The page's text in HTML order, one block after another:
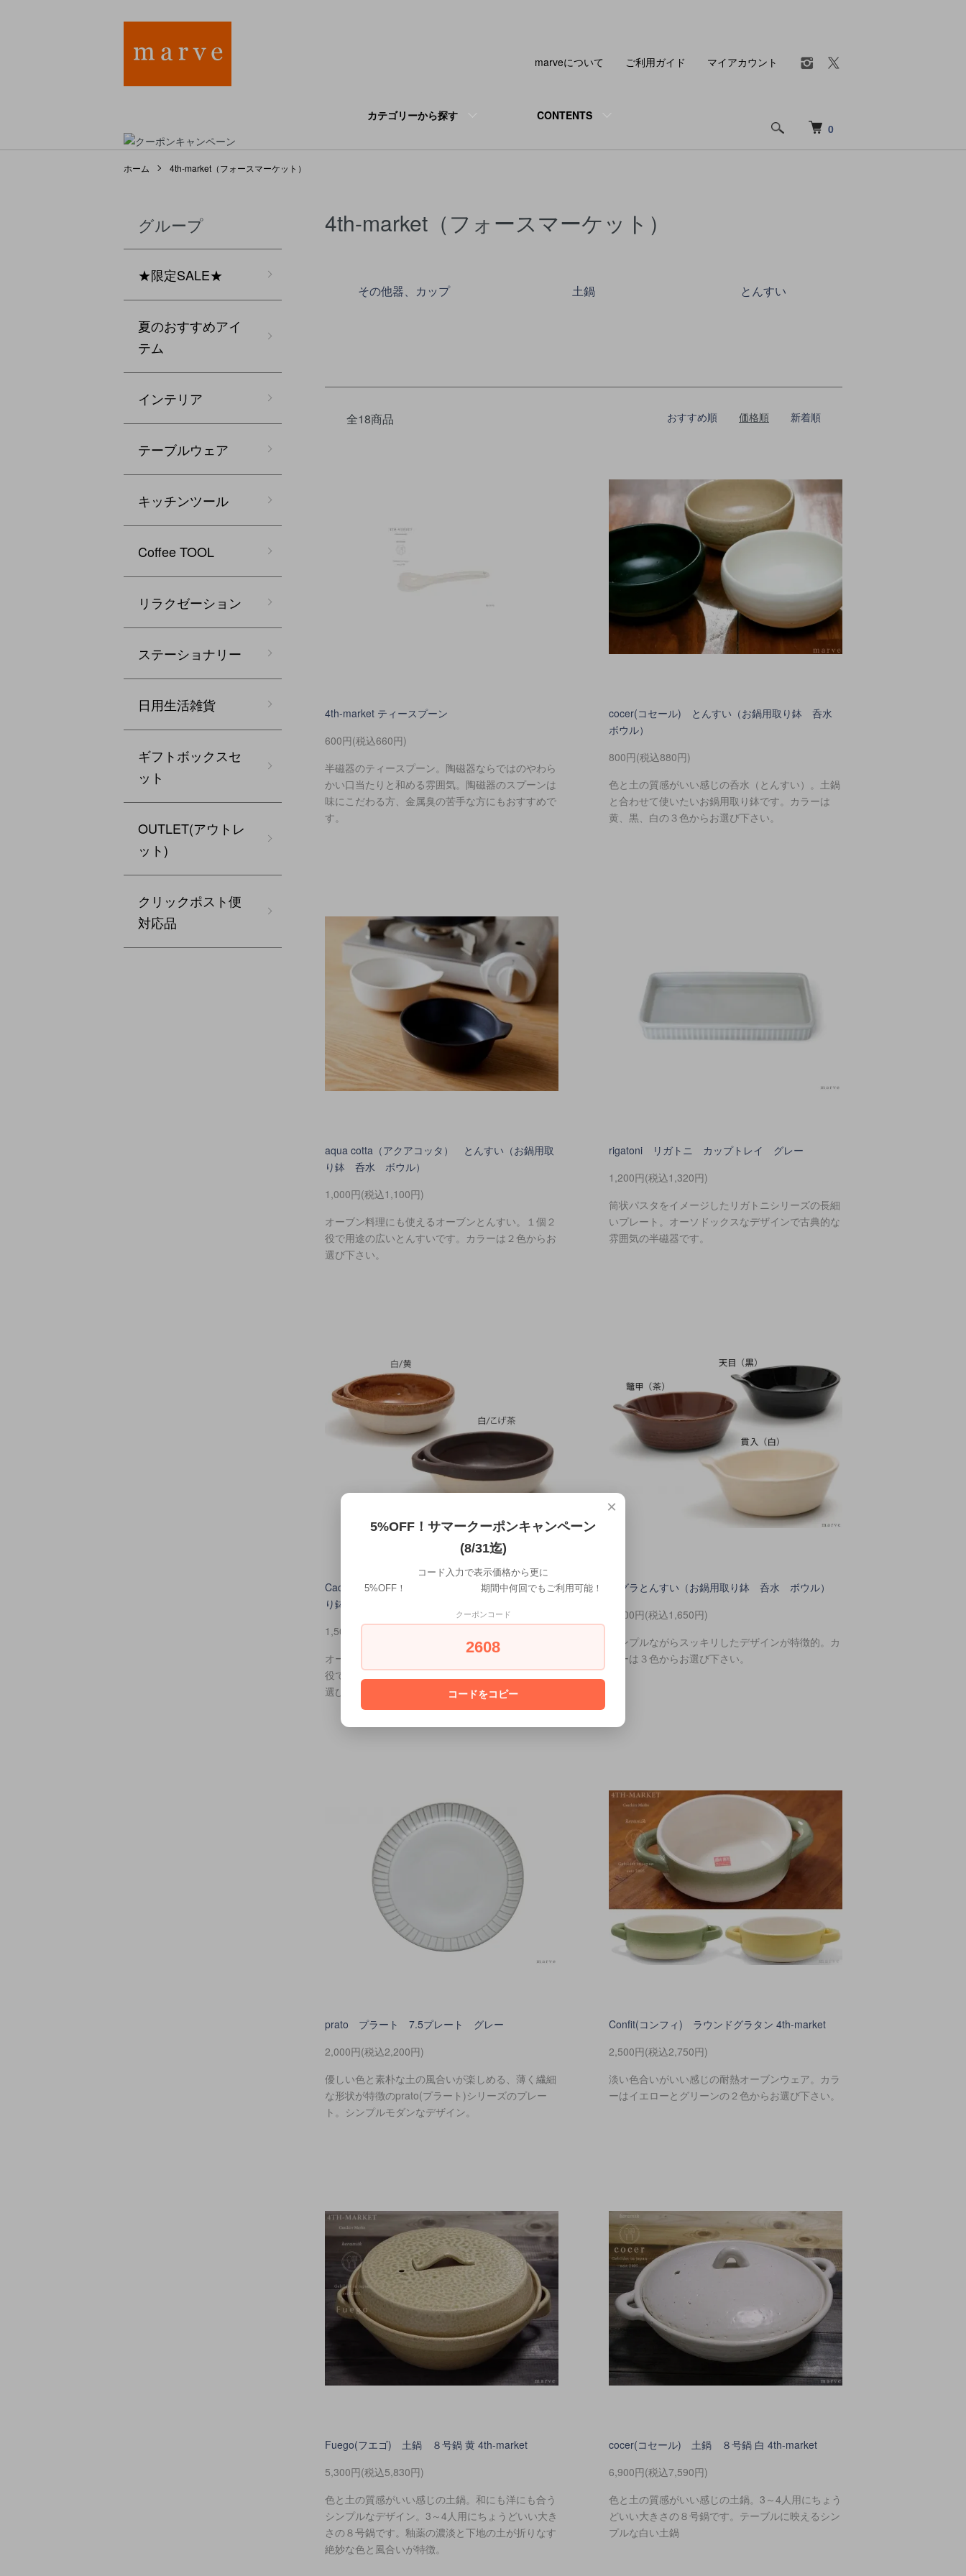
0
カテゴリーから探す CONTENTS
marveについて ご利用ガイド マイアカウント
ホーム 4th-market（フォースマーケット）
4th-market（フォースマーケット）
その他器、カップ
土鍋 とんすい
全18商品 おすすめ順 価格順 新着順
4th-market ティースプーン
600円(税込660円)
半磁器のティースプーン。陶磁器ならではのやわら
かい口当たりと和める雰囲気。陶磁器のスプーンは
味にこだわる方、金属臭の苦手な方にもおすすめで
す。
cocer(コセール) とんすい（お鍋用取り鉢 呑水
ボウル）
800円(税込880円)
色と土の質感がいい感じの呑水（とんすい）。土鍋
と合わせて使いたいお鍋用取り鉢です。カラーは
黄、黒、白の３色からお選び下さい。
aqua cotta（アクアコッタ） とんすい（お鍋用取
り鉢 呑水 ボウル）
1,000円(税込1,100円)
オーブン料理にも使えるオーブンとんすい。１個２
役で用途の広いとんすいです。カラーは２色からお
選び下さい。
rigatoni リガトニ カップトレイ グレー
1,200円(税込1,320円)
筒状パスタをイメージしたリガトニシリーズの長細
いプレート。オーソドックスなデザインで古典的な
雰囲気の半磁器です。
Cacerola(カセロラ) オーブンとんすい（お鍋用取
り鉢 呑水 ボウル）
1,500円(税込1,650円)
オーブン料理にも使えるオーブンとんすい。１個２
役で用途の広いとんすいです。カラーは２色からお
選び下さい。
アグラとんすい（お鍋用取り鉢 呑水 ボウル）
1,500円(税込1,650円)
シンプルながらスッキリしたデザインが特徴的。カ
ラーは３色からお選び下さい。
prato プラート 7.5プレート グレー
2,000円(税込2,200円)
優しい色と素朴な土の風合いが楽しめる、薄く繊細
な形状が特徴のprato(プラート)シリーズのプレー
ト。シンプルモダンなデザイン。
Confit(コンフィ) ラウンドグラタン 4th-market
2,500円(税込2,750円)
淡い色合いがいい感じの耐熱オーブンウェア。カラ
ーはイエローとグリーンの２色からお選び下さい。
Fuego(フエゴ) 土鍋 ８号鍋 黄 4th-market
5,300円(税込5,830円)
色と土の質感がいい感じの土鍋。和にも洋にも合う
シンプルなデザイン。3～4人用にちょうどいい大き
さの８号鍋です。釉薬の濃淡と下地の土が折りなす
絶妙な色と風合いが特徴。
cocer(コセール) 土鍋 ８号鍋 白 4th-market
6,900円(税込7,590円)
色と土の質感がいい感じの土鍋。3～4人用にちょう
どいい大きさの８号鍋です。テーブルに映えるシン
プルな白い土鍋
グループ
★限定SALE★
夏のおすすめアイ
テム
インテリア
テーブルウェア
キッチンツール
Coffee TOOL
リラクゼーション
ステーショナリー
日用生活雑貨
ギフトボックスセ
ット
OUTLET(アウトレ
ット)
クリックポスト便
対応品
×
5%OFF！サマークーポンキャンペーン
(8/31迄)
コード入力で表示価格から更に
5%OFF！ 期間中何回でもご利用可能！
クーポンコード
2608
コードをコピー